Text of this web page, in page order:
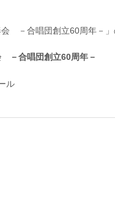
会 －合唱団創立60周年－
－合唱団創立60周年－
ル